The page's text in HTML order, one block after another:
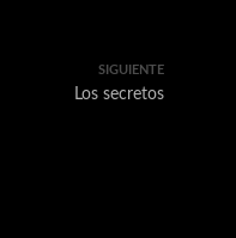
SIGUIENTE
Los secretos